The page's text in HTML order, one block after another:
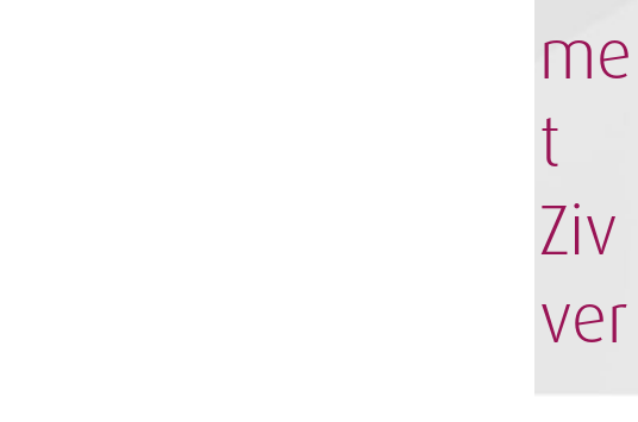
me
t
Ziv
ver